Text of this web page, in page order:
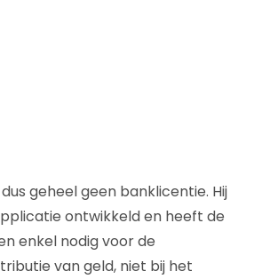
geheel geen banklicentie. Hij
ontwikkeld en heeft de
enkel nodig voor de
van geld, niet bij het